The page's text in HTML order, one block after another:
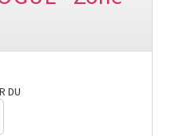
DU